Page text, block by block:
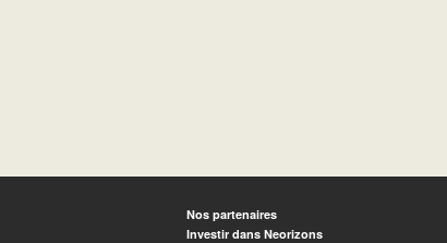
Nos partenaires
Investir dans Neorizons